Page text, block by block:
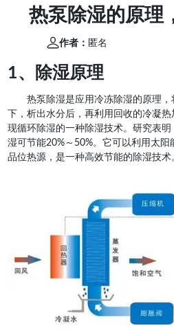
热泵除湿的原理
作者： 匿名
1、除湿原理
热泵除湿是应用冷冻除湿的原理
下，析出水分后，再利用回收的冷凝
现循环除湿的一种除湿技术。研究表
湿可节能20%～50%。它可以利用太
品位热源，是一种高效节能的除湿技术